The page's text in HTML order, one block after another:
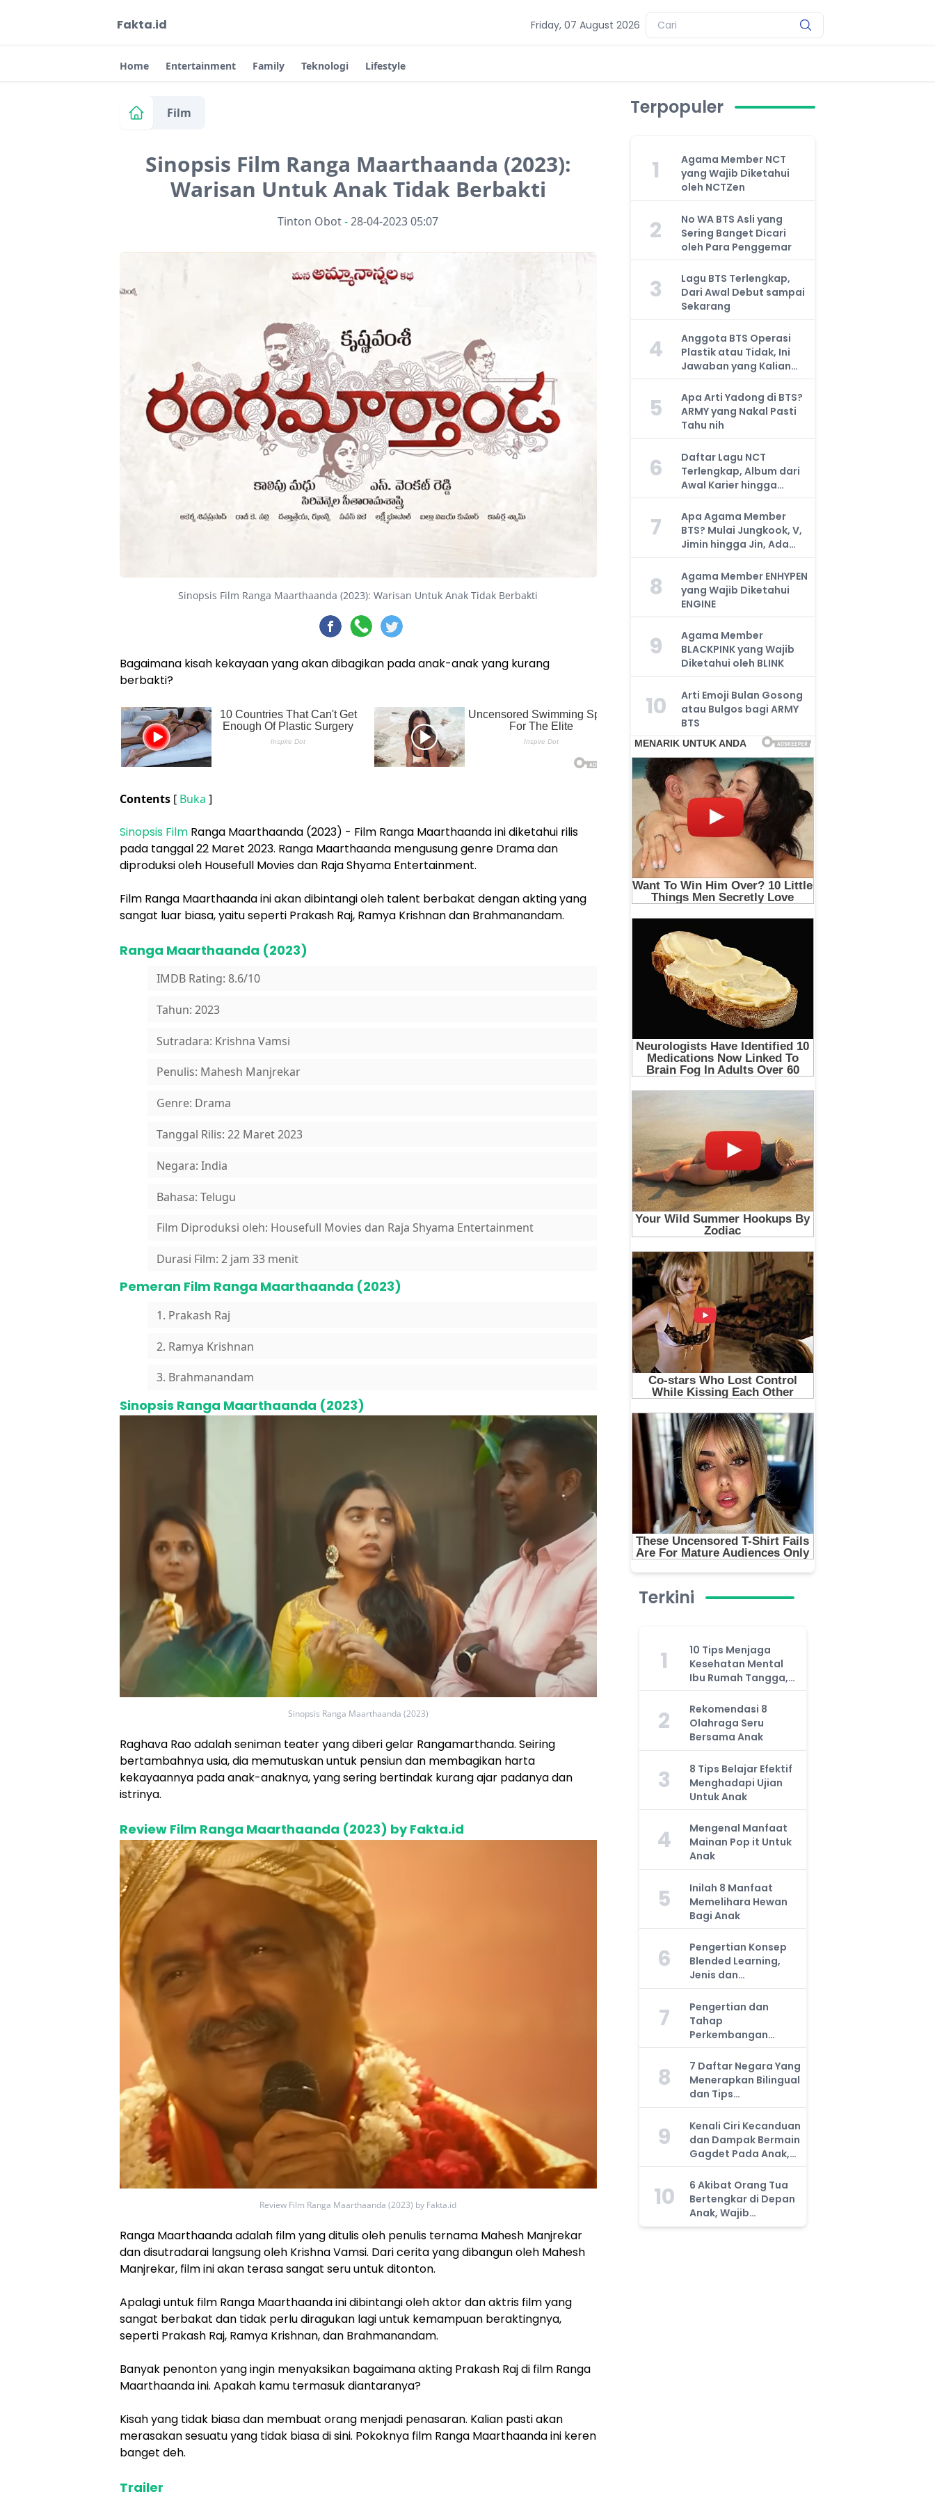
Fakta.id Friday, 07 August 2026
Home Entertainment Family Teknologi Lifestyle
Film
Sinopsis Film Ranga Maarthaanda (2023):
Warisan Untuk Anak Tidak Berbakti
Tinton Obot-28-04-2023 05:07
Sinopsis Film Ranga Maarthaanda (2023): Warisan Untuk Anak Tidak Berbakti
Bagaimana kisah kekayaan yang akan dibagikan pada anak-anak yang kurang
berbakti?
Contents [ Buka ]
Sinopsis Film Ranga Maarthaanda (2023) - Film Ranga Maarthaanda ini diketahui rilis
pada tanggal 22 Maret 2023. Ranga Maarthaanda mengusung genre Drama dan
diproduksi oleh Housefull Movies dan Raja Shyama Entertainment.
Film Ranga Maarthaanda ini akan dibintangi oleh talent berbakat dengan akting yang
sangat luar biasa, yaitu seperti Prakash Raj, Ramya Krishnan dan Brahmanandam.
Ranga Maarthaanda (2023)
IMDB Rating: 8.6/10
Tahun: 2023
Sutradara: Krishna Vamsi
Penulis: Mahesh Manjrekar
Genre: Drama
Tanggal Rilis: 22 Maret 2023
Negara: India
Bahasa: Telugu
Film Diproduksi oleh: Housefull Movies dan Raja Shyama Entertainment
Durasi Film: 2 jam 33 menit
Pemeran Film Ranga Maarthaanda (2023)
1. Prakash Raj
2. Ramya Krishnan
3. Brahmanandam
Sinopsis Ranga Maarthaanda (2023)
Sinopsis Ranga Maarthaanda (2023)
Raghava Rao adalah seniman teater yang diberi gelar Rangamarthanda. Seiring
bertambahnya usia, dia memutuskan untuk pensiun dan membagikan harta
kekayaannya pada anak-anaknya, yang sering bertindak kurang ajar padanya dan
istrinya.
Review Film Ranga Maarthaanda (2023) by Fakta.id
Review Film Ranga Maarthaanda (2023) by Fakta.id
Ranga Maarthaanda adalah film yang ditulis oleh penulis ternama Mahesh Manjrekar
dan disutradarai langsung oleh Krishna Vamsi. Dari cerita yang dibangun oleh Mahesh
Manjrekar, film ini akan terasa sangat seru untuk ditonton.
Apalagi untuk film Ranga Maarthaanda ini dibintangi oleh aktor dan aktris film yang
sangat berbakat dan tidak perlu diragukan lagi untuk kemampuan beraktingnya,
seperti Prakash Raj, Ramya Krishnan, dan Brahmanandam.
Banyak penonton yang ingin menyaksikan bagaimana akting Prakash Raj di film Ranga
Maarthaanda ini. Apakah kamu termasuk diantaranya?
Kisah yang tidak biasa dan membuat orang menjadi penasaran. Kalian pasti akan
merasakan sesuatu yang tidak biasa di sini. Pokoknya film Ranga Maarthaanda ini keren
banget deh.
Trailer
Terpopuler
1
Agama Member NCT
yang Wajib Diketahui
oleh NCTZen
2
No WA BTS Asli yang
Sering Banget Dicari
oleh Para Penggemar
3
Lagu BTS Terlengkap,
Dari Awal Debut sampai
Sekarang
4
Anggota BTS Operasi
Plastik atau Tidak, Ini
Jawaban yang Kalian
Cari
5
Apa Arti Yadong di BTS?
ARMY yang Nakal Pasti
Tahu nih
6
Daftar Lagu NCT
Terlengkap, Album dari
Awal Karier hingga
Sekarang
7
Apa Agama Member
BTS? Mulai Jungkook, V,
Jimin hingga Jin, Ada
yang Atheis
8
Agama Member ENHYPEN
yang Wajib Diketahui
ENGINE
9
Agama Member
BLACKPINK yang Wajib
Diketahui oleh BLINK
10
Arti Emoji Bulan Gosong
atau Bulgos bagi ARMY
BTS
Terkini
1
10 Tips Menjaga
Kesehatan Mental
Ibu Rumah Tangga,
Jangan Anggap
Remeh!
2
Rekomendasi 8
Olahraga Seru
Bersama Anak
3
8 Tips Belajar Efektif
Menghadapi Ujian
Untuk Anak
4
Mengenal Manfaat
Mainan Pop it Untuk
Anak
5
Inilah 8 Manfaat
Memelihara Hewan
Bagi Anak
6
Pengertian Konsep
Blended Learning,
Jenis dan
Manfaatnya, Anda
Harus Tahu!
7
Pengertian dan
Tahap
Perkembangan
Kemampuan Kognitif
Anak, Bunda Wajib
Tahu!
8
7 Daftar Negara Yang
Menerapkan Bilingual
dan Tips
Mengajarkan Pada
Anak
9
Kenali Ciri Kecanduan
dan Dampak Bermain
Gagdet Pada Anak,
Orang Tua Wajib
Tahu!
10
6 Akibat Orang Tua
Bertengkar di Depan
Anak, Wajib
Waspada!